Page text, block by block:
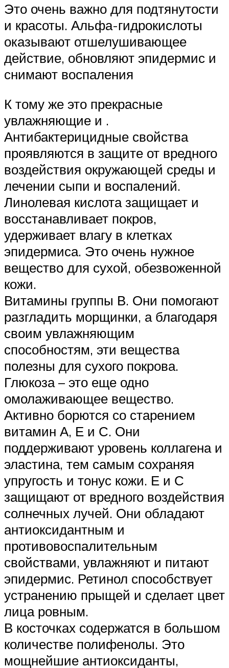
Это очень важно для подтянутости
и красоты. Альфа-гидрокислоты
оказывают отшелушивающее
действие, обновляют эпидермис и
снимают воспаления
К тому же это прекрасные
увлажняющие и .
Антибактерицидные свойства
проявляются в защите от вредного
воздействия окружающей среды и
лечении сыпи и воспалений.
Линолевая кислота защищает и
восстанавливает покров,
удерживает влагу в клетках
эпидермиса. Это очень нужное
вещество для сухой, обезвоженной
кожи.
Витамины группы В. Они помогают
разгладить морщинки, а благодаря
своим увлажняющим
способностям, эти вещества
полезны для сухого покрова.
Глюкоза – это еще одно
омолаживающее вещество.
Активно борются со старением
витамин А, Е и С. Они
поддерживают уровень коллагена и
эластина, тем самым сохраняя
упругость и тонус кожи. Е и С
защищают от вредного воздействия
солнечных лучей. Они обладают
антиоксидантным и
противовоспалительным
свойствами, увлажняют и питают
эпидермис. Ретинол способствует
устранению прыщей и сделает цвет
лица ровным.
В косточках содержатся в большом
количестве полифенолы. Это
мощнейшие антиоксиданты,